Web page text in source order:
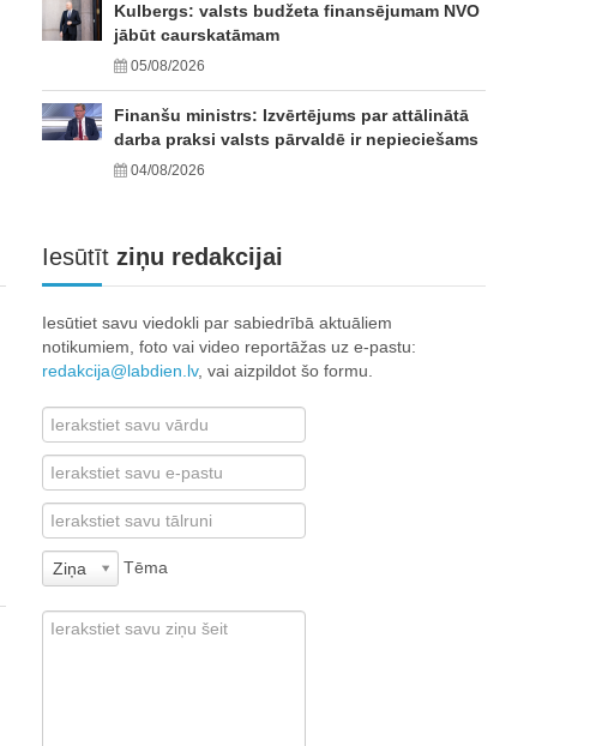
Kulbergs: valsts budžeta finansējumam NVO
jābūt caurskatāmam
05/08/2026
Finanšu ministrs: Izvērtējums par attālinātā
darba praksi valsts pārvaldē ir nepieciešams
04/08/2026
Iesūtīt ziņu redakcijai
Iesūtiet savu viedokli par sabiedrībā aktuāliem
notikumiem, foto vai video reportāžas uz e-pastu:
redakcija@labdien.lv, vai aizpildot šo formu.
Ziņa Tēma